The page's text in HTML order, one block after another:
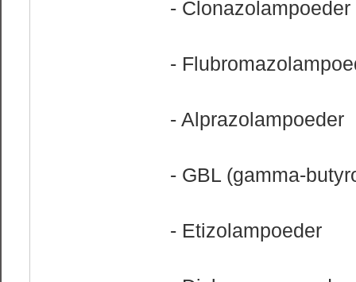
- Clonazolampoeder
-
- Alprazolampoeder
- GBL (gamma-
- Etizolampoeder